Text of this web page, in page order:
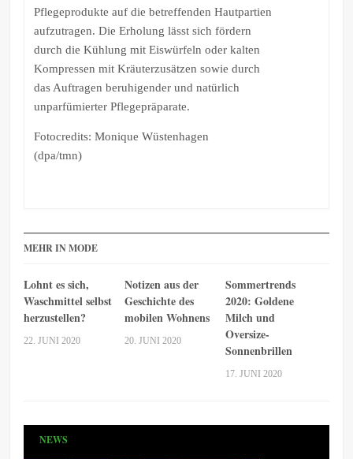
Pflegeprodukte auf die betreffenden Hautpartien
aufzutragen. Die Erholung lässt sich fördern
durch die Kühlung mit Eiswürfeln oder kalten
Kompressen mit Kräuterzusätzen sowie durch
das Auftragen beruhigender und natürlich
unparfümierter Pflegepräparate.
Fotocredits: Monique Wüstenhagen
(dpa/tmn)
MEHR IN MODE
Lohnt es sich,
Waschmittel selbst
herzustellen?
22. JUNI 2020
Notizen aus der
Geschichte des
mobilen Wohnens
20. JUNI 2020
Sommertrends
2020: Goldene
Milch und
Oversize-
Sonnenbrillen
17. JUNI 2020
NEWS